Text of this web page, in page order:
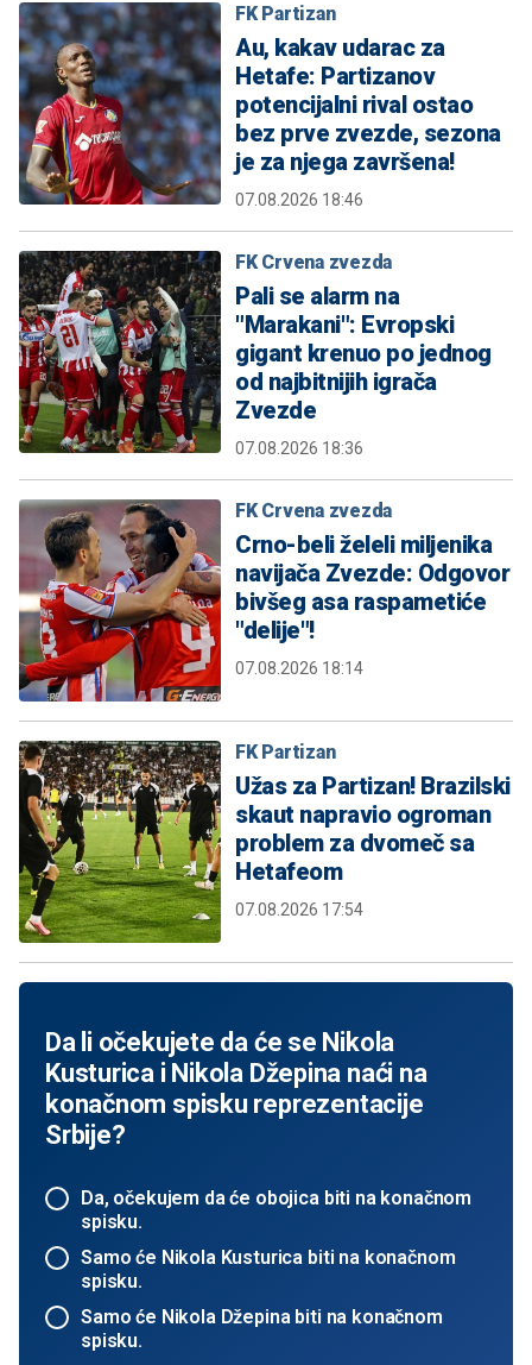
FK Partizan
Au, kakav udarac za
Hetafe: Partizanov
potencijalni rival ostao
bez prve zvezde, sezona
je za njega završena!
07.08.2026 18:46
FK Crvena zvezda
Pali se alarm na
"Marakani": Evropski
gigant krenuo po jednog
od najbitnijih igrača
Zvezde
07.08.2026 18:36
FK Crvena zvezda
Crno-beli želeli miljenika
navijača Zvezde: Odgovor
bivšeg asa raspametiće
"delije"!
07.08.2026 18:14
FK Partizan
Užas za Partizan! Brazilski
skaut napravio ogroman
problem za dvomeč sa
Hetafeom
07.08.2026 17:54
Da li očekujete da će se Nikola
Kusturica i Nikola Džepina naći na
konačnom spisku reprezentacije
Srbije?
Da, očekujem da će obojica biti na konačnom
spisku.
Samo će Nikola Kusturica biti na konačnom
spisku.
Samo će Nikola Džepina biti na konačnom
spisku.